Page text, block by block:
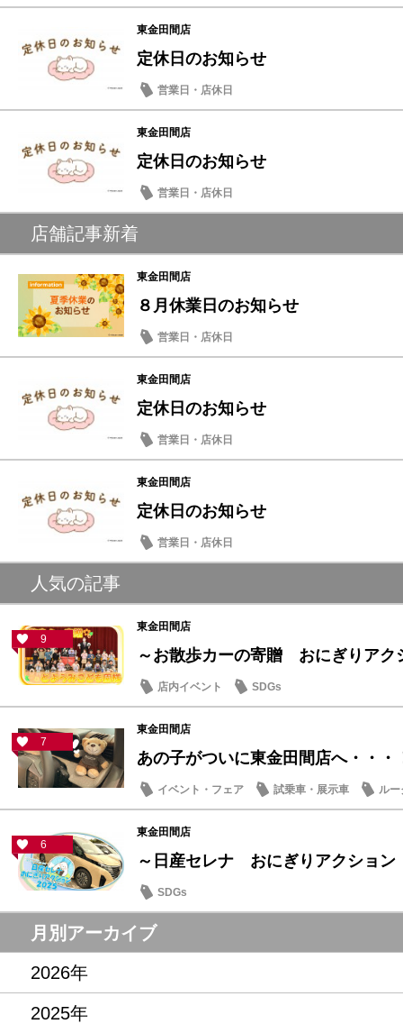
東金田間店
定休日のお知らせ
営業日・店休日
東金田間店
定休日のお知らせ
営業日・店休日
店舗記事新着
東金田間店
８月休業日のお知らせ
営業日・店休日
東金田間店
定休日のお知らせ
営業日・店休日
東金田間店
定休日のお知らせ
営業日・店休日
人気の記事
9
東金田間店
～お散歩カーの寄贈 おにぎりアク
店内イベント SDGs
7
東金田間店
あの子がついに東金田間店へ・・・
イベント・フェア 試乗車・展示車 ルー
6
東金田間店
～日産セレナ おにぎりアクショ
SDGs
月別アーカイブ
2026年
2025年